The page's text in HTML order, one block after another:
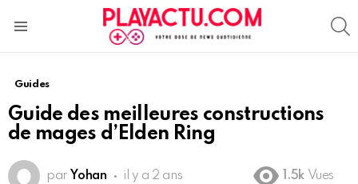
Guides
Guide des meilleures constructions
de mages d’Elden Ring
par Yohan il y a 2 ans 1.5k Vues